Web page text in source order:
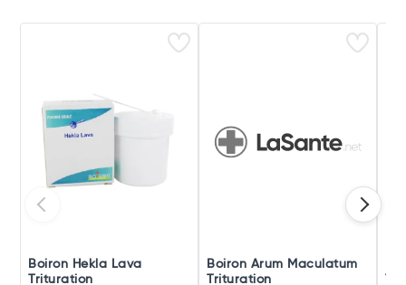
Boiron Hekla Lava
Trituration
Boiron Arum Maculatum
Trituration